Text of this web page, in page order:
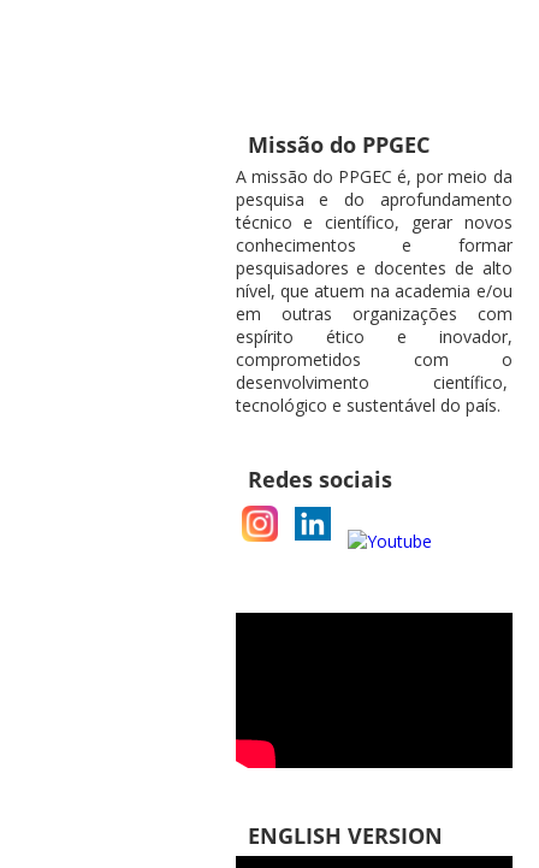
Missão do PPGEC
A missão do PPGEC é, por meio da
pesquisa e do aprofundamento
técnico e científico, gerar novos
conhecimentos e formar
pesquisadores e docentes de alto
nível, que atuem na academia e/ou
em outras organizações com
espírito ético e inovador,
comprometidos com o
desenvolvimento científico,
tecnológico e sustentável do país.
Redes sociais
ENGLISH VERSION